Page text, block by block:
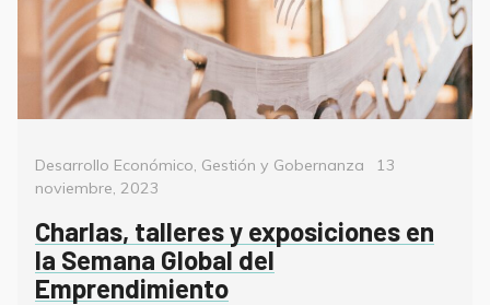
Categorías
Desarrollo Económico, Gestión y Gobernanza
Posted
13
noviembre, 2023
Charlas, talleres y exposiciones en
la Semana Global del
Emprendimiento